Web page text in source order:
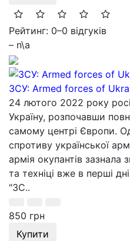
Рейтинг: 0–0 відгуків
– n\a
ЗСУ: Armed forces of
24 лютого 2022 року
Україну, розпочавши
самому центрі Європи.
спротиву української
армія окупантів зазнала
та техніці вже в перші дні
"ЗС..
850 грн
Купити